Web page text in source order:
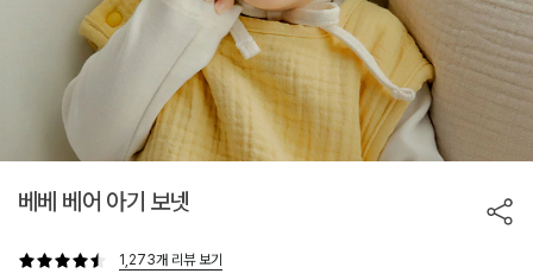
베베 베어 아기 보넷
1,273개 리뷰 보기